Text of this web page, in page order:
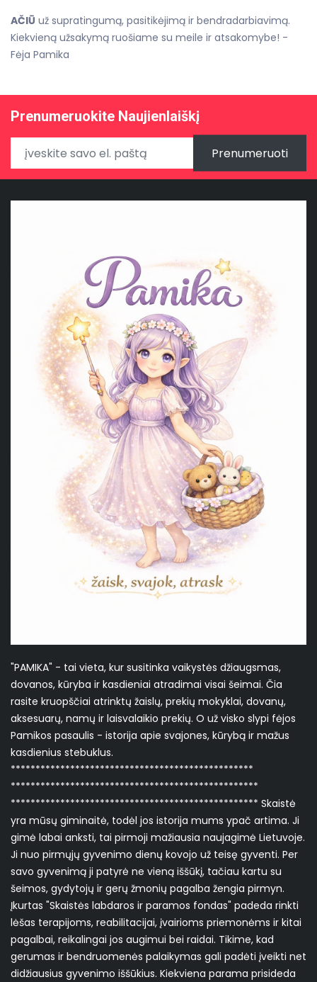
AČIŪ už supratingumą, pasitikėjimą ir bendradarbiavimą.
Kiekvieną užsakymą ruošiame su meile ir atsakomybe! -
Fėja Pamika
Prenumeruokite Naujienlaiškį
Prenumeruoti
"PAMIKA" - tai vieta, kur susitinka vaikystės džiaugsmas,
dovanos, kūryba ir kasdieniai atradimai visai šeimai. Čia
rasite kruopščiai atrinktų žaislų, prekių mokyklai, dovanų,
aksesuarų, namų ir laisvalaikio prekių. O už visko slypi fėjos
Pamikos pasaulis - istorija apie svajones, kūrybą ir mažus
kasdienius stebuklus.
*************************************************
**************************************************
************************************************** Skaistė
yra mūsų giminaitė, todėl jos istorija mums ypač artima. Ji
gimė labai anksti, tai pirmoji mažiausia naujagimė Lietuvoje.
Ji nuo pirmųjų gyvenimo dienų kovojo už teisę gyventi. Per
savo gyvenimą ji patyrė ne vieną iššūkį, tačiau kartu su
šeimos, gydytojų ir gerų žmonių pagalba žengia pirmyn.
Įkurtas "Skaistės labdaros ir paramos fondas" padeda rinkti
lėšas terapijoms, reabilitacijai, įvairioms priemonėms ir kitai
pagalbai, reikalingai jos augimui bei raidai. Tikime, kad
gerumas ir bendruomenės palaikymas gali padėti įveikti net
didžiausius gyvenimo iššūkius. Kiekviena parama prisideda